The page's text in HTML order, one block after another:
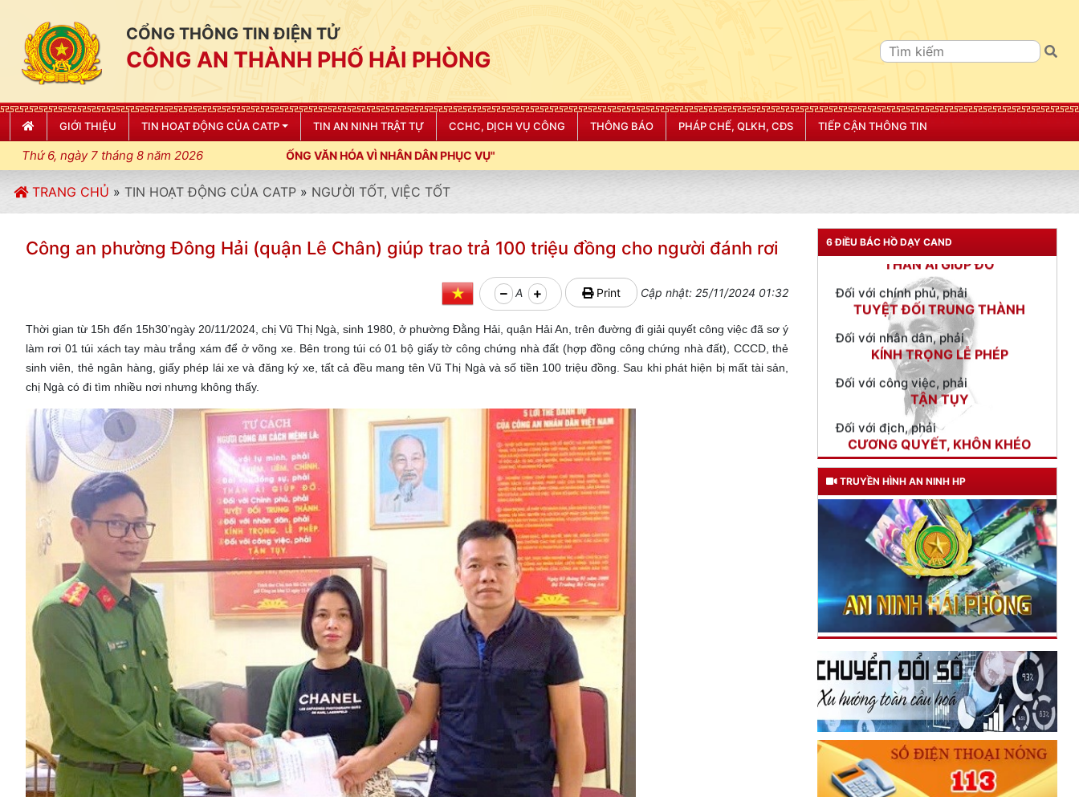
CỔNG THÔNG TIN ĐIỆN TỬ
CÔNG AN THÀNH PHỐ HẢI PHÒNG
GIỚI THIỆU TIN HOẠT ĐỘNG CỦA CATP TIN AN NINH TRẬT TỰ CCHC, DỊCH VỤ CÔNG THÔNG BÁO PHÁP CHẾ, QLKH, CĐS TIẾP CẬN THÔNG TIN
Thứ 6, ngày 7 tháng 8 năm 2026
LỆNH; XÂY DỰNG NẾP SỐNG VĂN HÓA VÌ NHÂN DÂN PHỤC VỤ"
TRANG CHỦ » TIN HOẠT ĐỘNG CỦA CATP » NGƯỜI TỐT, VIỆC TỐT
Công an phường Đông Hải (quận Lê Chân) giúp trao trả 100 triệu đồng cho người đánh rơi
A Print Cập nhật: 25/11/2024 01:32
Thời gian từ 15h đến 15h30’ngày 20/11/2024, chị Vũ Thị Ngà, sinh 1980, ở phường Đằng Hải, quận Hải An, trên đường đi giải quyết công việc đã sơ ý
làm rơi 01 túi xách tay màu trắng xám để ở võng xe. Bên trong túi có 01 bộ giấy tờ công chứng nhà đất (hợp đồng công chứng nhà đất), CCCD, thẻ
sinh viên, thẻ ngân hàng, giấy phép lái xe và đăng ký xe, tất cả đều mang tên Vũ Thị Ngà và số tiền 100 triệu đồng. Sau khi phát hiện bị mất tài sản,
chị Ngà có đi tìm nhiều nơi nhưng không thấy.
6 ĐIỀU BÁC HỒ DẠY CAND
TƯ CÁCH
NGƯỜI CÔNG AN CÁCH MỆNH LÀ:
CẦN, KIỆM, LIÊM, CHÍNH
THÂN ÁI GIÚP ĐỠ
Đối với chính phủ, phải
TUYỆT ĐỐI TRUNG THÀNH
Đối với nhân dân, phải
KÍNH TRỌNG LỄ PHÉP
Đối với công việc, phải
TẬN TỤY
Đối với địch, phải
CƯƠNG QUYẾT, KHÔN KHÉO
Trích thư Chủ tịch Hồ Chí Minh
gửi Công an Khu XII,
ngày 11 tháng 3 năm 1948.
TRUYỀN HÌNH AN NINH HP